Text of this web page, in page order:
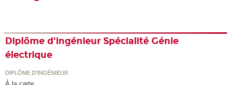
Diplôme d'ingénieur Spécialité Génie
électrique
DIPLÔME D'INGÉNIEUR